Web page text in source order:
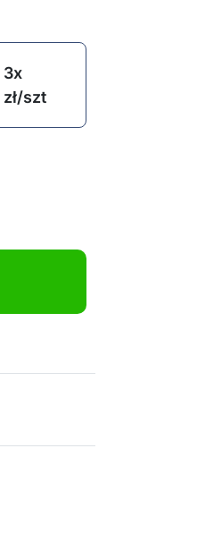
3x
zł/szt